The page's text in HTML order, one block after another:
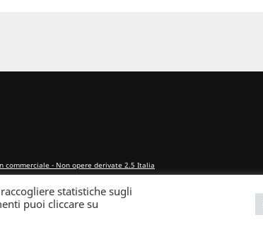
commerciale - Non opere derivate 2.5 Italia
statistiche sugli
puoi cliccare su